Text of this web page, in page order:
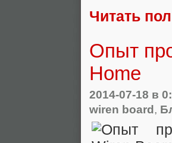
Читать
Опыт
Home
2014-07-18 в
wiren board,